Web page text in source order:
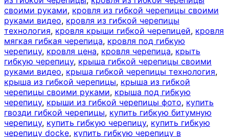
своими руками, кровля из гибкой черепицы своими
руками видео, кровля из гибкой черепицы
технология, кровля крыши гибкой черепицей, кровля
мягкая гибкая черепица, кровля под гибкую
черепицу, кровля цена, кровля черепица, крыть
гибкую черепицу, крыша гибкой черепицы своими
руками видео, крыша гибкой черепицы технология,
крыша из гибкой черепицы, крыша из гибкой
черепицы своими руками, крыша под гибкую
черепицу, крыши из гибкой черепицы фото, купить
гвозди гибкой черепицы, купить гибкую битумную
черепицу, купить гибкую черепицу, купить гибкую
черепицу docke, купить гибкую черепицу в